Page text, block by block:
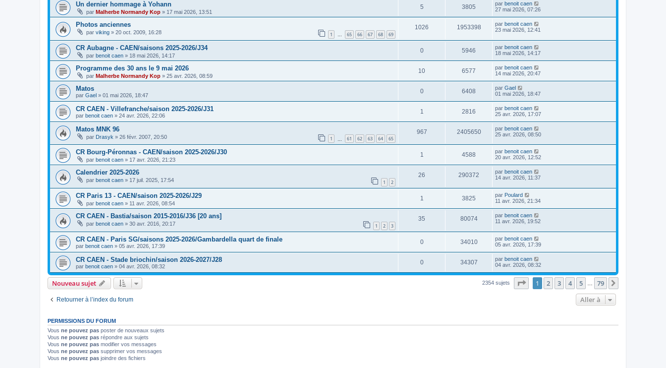
Un dernier hommage à Yohann
par Malherbe Normandy Kop » 17 mai 2026, 13:51
5 3805 par benoit caen
27 mai 2026, 07:26
Photos anciennes
par viking » 20 oct. 2009, 16:28 1 … 65 66 67 68 69
1026 1953398 par benoit caen
23 mai 2026, 12:41
CR Aubagne - CAEN/saisons 2025-2026/J34
par benoit caen » 18 mai 2026, 14:17
0 5946 par benoit caen
18 mai 2026, 14:17
Programme des 30 ans le 9 mai 2026
par Malherbe Normandy Kop » 25 avr. 2026, 08:59
10 6577 par benoit caen
14 mai 2026, 20:47
Matos
par Gael » 01 mai 2026, 18:47
0 6408 par Gael
01 mai 2026, 18:47
CR CAEN - Villefranche/saison 2025-2026/J31
par benoit caen » 24 avr. 2026, 22:06
1 2816 par benoit caen
25 avr. 2026, 17:07
Matos MNK 96
par Drasyk » 26 févr. 2007, 20:50 1 61 62 63 64 65
967 2405650 par benoit caen
25 avr. 2026, 08:50
CR Bourg-Péronnas - CAEN/saison 2025-2026/J30
par benoit caen » 17 avr. 2026, 21:23
1 4588 par benoit caen
20 avr. 2026, 12:52
Calendrier 2025-2026
par benoit caen » 17 juil. 2025, 17:54 1 2
26 290372 par benoit caen
14 avr. 2026, 11:37
CR Paris 13 - CAEN/saison 2025-2026/J29
par benoit caen » 11 avr. 2026, 08:54
1 3825 par Poulard
11 avr. 2026, 21:34
CR CAEN - Bastia/saison 2015-2016/J36 [20 ans]
par benoit caen » 30 avr. 2016, 20:17 1 2 3
35 80074 par benoit caen
11 avr. 2026, 19:52
CR CAEN - Paris SG/saisons 2025-2026/Gambardella quart de finale
par benoit caen » 05 avr. 2026, 17:39
0 34010 par benoit caen
05 avr. 2026, 17:39
CR CAEN - Stade briochin/saison 2026-2027/J28
par benoit caen » 04 avr. 2026, 08:32
0 34307 par benoit caen
04 avr. 2026, 08:32
Nouveau sujet 2354 sujets Page sur79
1 2 3 4 5 79
Retourner à l’index du forum Aller à
PERMISSIONS DU FORUM
Vous ne pouvez pas poster de nouveaux sujets
Vous ne pouvez pas répondre aux sujets
Vous ne pouvez pas modifier vos messages
Vous ne pouvez pas supprimer vos messages
Vous ne pouvez pas joindre des fichiers